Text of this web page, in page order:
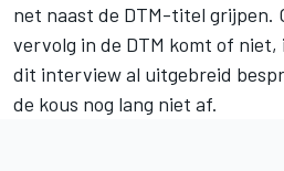
net naast de DTM-titel grijpen.
vervolg in de DTM komt of niet,
dit interview al uitgebreid
de kous nog lang niet af.